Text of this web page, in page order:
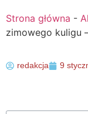
Strona główna -
zimowego kuligu
redakcja 9